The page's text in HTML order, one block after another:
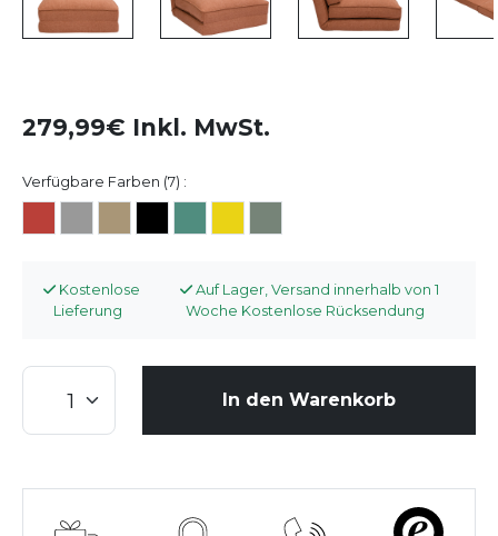
279,99€ Inkl. MwSt.
Verfügbare Farben (7) :
Kostenlose
Lieferung
Auf Lager, Versand innerhalb von 1
Woche Kostenlose Rücksendung
In den Warenkorb